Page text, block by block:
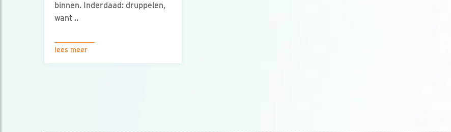
binnen. Inderdaad: druppelen,
want ..
lees meer